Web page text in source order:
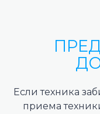
Если техника
приема